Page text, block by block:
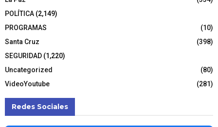
POLÍTICA (2,149)
PROGRAMAS
(10)
Santa Cruz
(398)
SEGURIDAD (1,220)
Uncategorized
(80)
VideoYoutube
(281)
Redes Sociales